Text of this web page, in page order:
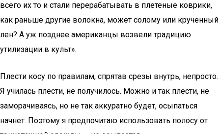
всего их то и стали перерабатывать в плетеные коврики,
как раньше другие волокна, может солому или крученный
лен? А уж позднее американцы возвели традицию
утилизации в культ».
Плести косу по правилам, спрятав срезы внутрь, непросто.
Я училась плести, не получилось. Можно и так плести, не
заморачиваясь, но не так аккуратно будет, осыпаться
начнет. Поэтому я предпочитаю использовать полосу от